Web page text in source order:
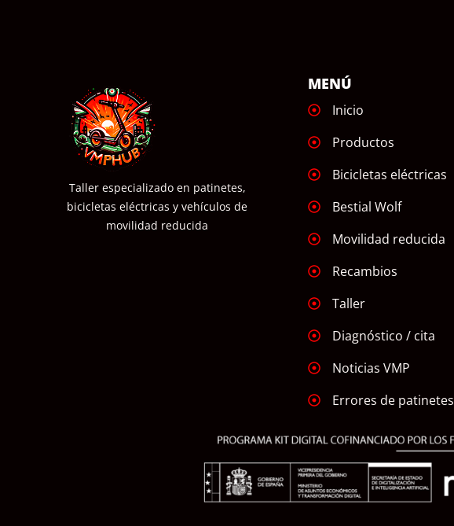
Taller especializado en patinetes,
bicicletas eléctricas y vehículos de
movilidad reducida
MENÚ
Inicio
Productos
Bicicletas eléctricas
Bestial Wolf
Movilidad reducida
Recambios
Taller
Diagnóstico / cita
Noticias VMP
Errores de patinetes